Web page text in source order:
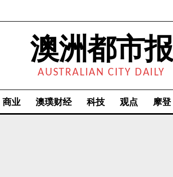
澳洲都市报
AUSTRALIAN CITY DAILY
商业 澳璞财经 科技 观点 摩登